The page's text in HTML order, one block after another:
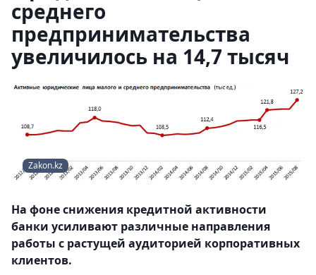
среднего
предпринимательства
увеличилось на 14,7 тысяч
Zakon.kz
На фоне снижения кредитной активности
банки усиливают различные направления
работы с растущей аудиторией корпоративных
клиентов.